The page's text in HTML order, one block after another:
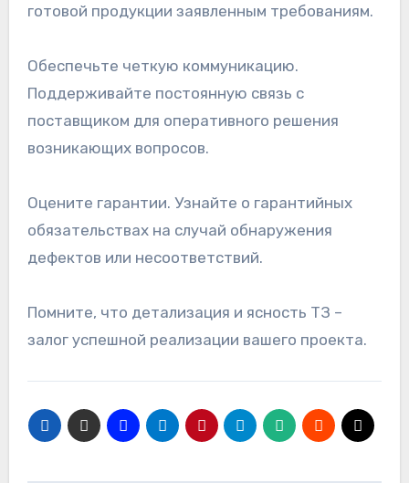
готовой продукции заявленным требованиям.
Обеспечьте четкую коммуникацию.
Поддерживайте постоянную связь с
поставщиком для оперативного решения
возникающих вопросов.
Оцените гарантии. Узнайте о гарантийных
обязательствах на случай обнаружения
дефектов или несоответствий.
Помните, что детализация и ясность ТЗ –
залог успешной реализации вашего проекта.